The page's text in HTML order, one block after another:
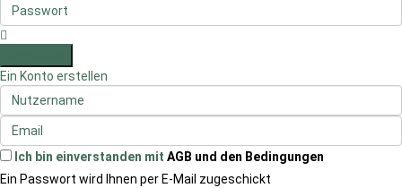
Ein Konto erstellen
Ich bin einverstanden mit AGB und den Bedingungen
Ein Passwort wird Ihnen per E-Mail zugeschickt